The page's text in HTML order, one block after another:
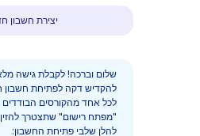
דילוג לתוכן הראשי
יצירת חשבון
שלום וברכה! לקבלת גישה
להקדיש דקה לפתיחת
לכל אחד מהקורסים הבודדים
"מפתח רישום" שתצטרך להזין
להלן שלבי פתיחת החשבון: